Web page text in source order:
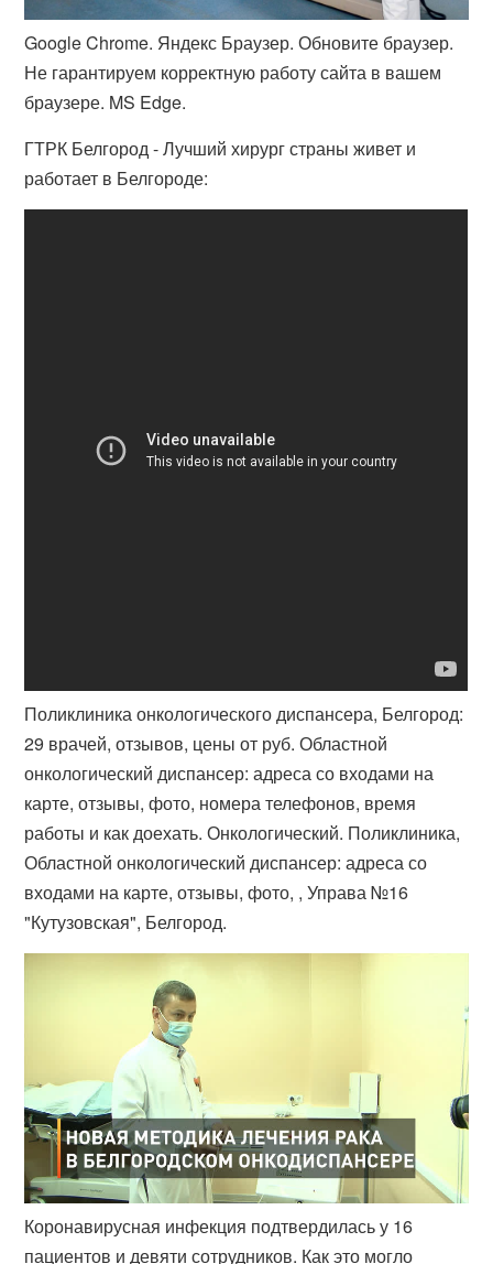
Google Chrome. Яндекс Браузер. Обновите браузер.
Не гарантируем корректную работу сайта в вашем
браузере. MS Edge.
ГТРК Белгород - Лучший хирург страны живет и
работает в Белгороде:
Поликлиника онкологического диспансера, Белгород:
29 врачей, отзывов, цены от руб. Областной
онкологический диспансер: адреса со входами на
карте, отзывы, фото, номера телефонов, время
работы и как доехать. Онкологический. Поликлиника,
Областной онкологический диспансер: адреса со
входами на карте, отзывы, фото, , Управа №16
"Кутузовская", Белгород.
Коронавирусная инфекция подтвердилась у 16
пациентов и девяти сотрудников. Как это могло